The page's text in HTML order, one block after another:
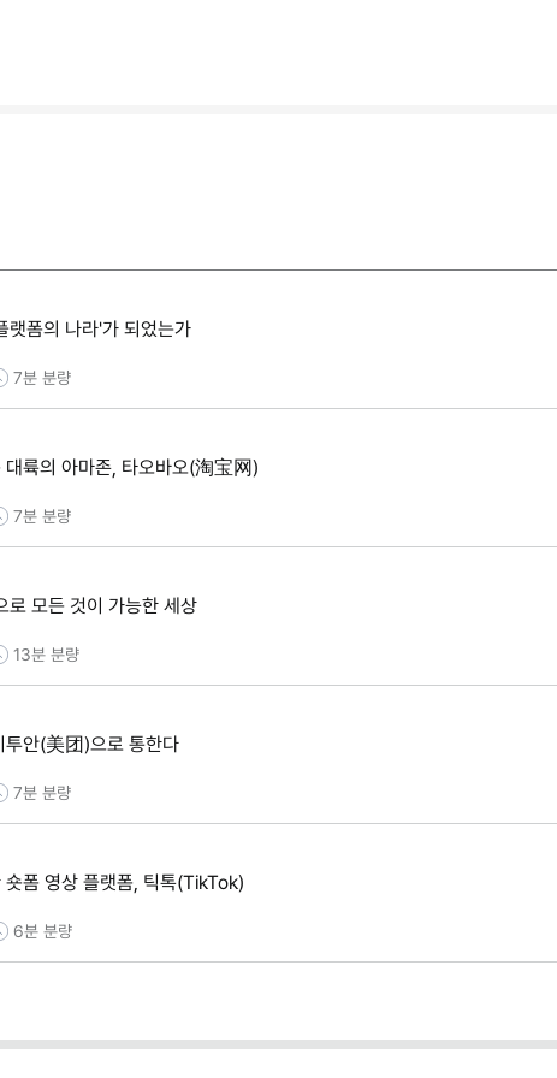
랫폼의 나라'가 되었는가
7분 분량
대륙의 아마존, 타오바오(淘宝网)
7분 분량
모든 것이 가능한 세상
13분 분량
투안(美团)으로 통한다
7분 분량
숏폼 영상 플랫폼, 틱톡(TikTok)
6분 분량